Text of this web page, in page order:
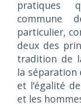
pratiques
commune
particulier,
deux des
tradition de
la
et l’égalité
et les